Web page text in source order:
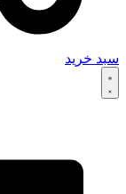
سبد خرید